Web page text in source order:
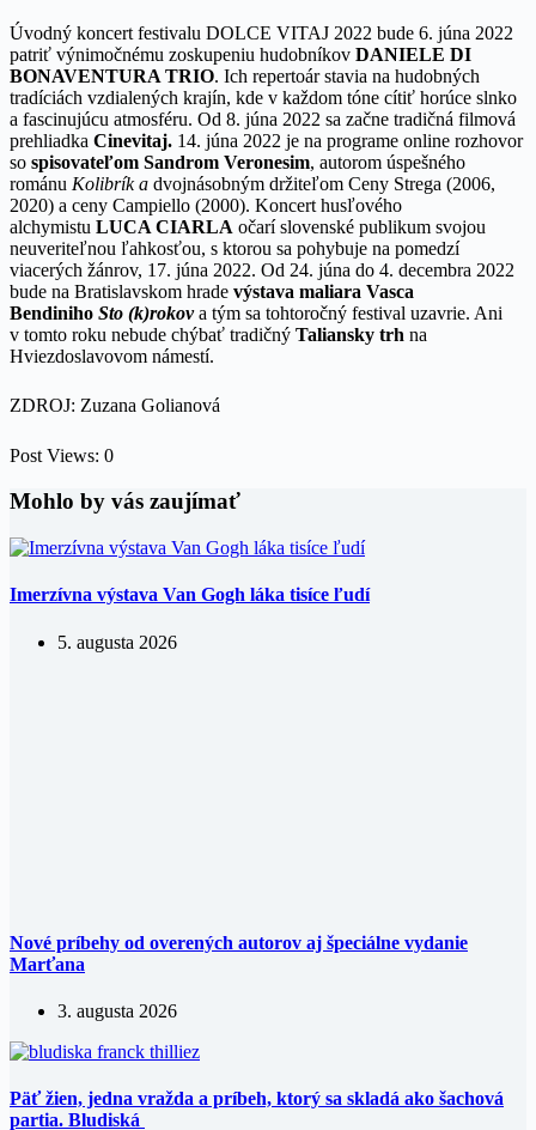
Úvodný koncert festivalu DOLCE VITAJ 2022 bude 6. júna 2022
patriť výnimočnému zoskupeniu hudobníkov DANIELE DI
BONAVENTURA TRIO. Ich repertoár stavia na hudobných
tradíciách vzdialených krajín, kde v každom tóne cítiť horúce slnko
a fascinujúcu atmosféru. Od 8. júna 2022 sa začne tradičná filmová
prehliadka Cinevitaj. 14. júna 2022 je na programe online rozhovor
so spisovateľom Sandrom Veronesim, autorom úspešného
románu Kolibrík a dvojnásobným držiteľom Ceny Strega (2006,
2020) a ceny Campiello (2000). Koncert husľového
alchymistu LUCA CIARLA očarí slovenské publikum svojou
neuveriteľnou ľahkosťou, s ktorou sa pohybuje na pomedzí
viacerých žánrov, 17. júna 2022. Od 24. júna do 4. decembra 2022
bude na Bratislavskom hrade výstava maliara Vasca
Bendiniho Sto (k)rokov a tým sa tohtoročný festival uzavrie. Ani
v tomto roku nebude chýbať tradičný Taliansky trh na
Hviezdoslavovom námestí.
ZDROJ: Zuzana Golianová
Post Views: 0
Mohlo by vás zaujímať
Imerzívna výstava Van Gogh láka tisíce ľudí
5. augusta 2026
Nové príbehy od overených autorov aj špeciálne vydanie
Marťana
3. augusta 2026
Päť žien, jedna vražda a príbeh, ktorý sa skladá ako šachová
partia. Bludiská